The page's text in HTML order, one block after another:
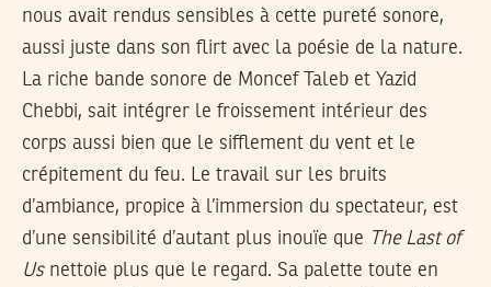
nous avait rendus sensibles à cette pureté sonore,
aussi juste dans son flirt avec la poésie de la nature.
La riche bande sonore de Moncef Taleb et Yazid
Chebbi, sait intégrer le froissement intérieur des
corps aussi bien que le sifflement du vent et le
crépitement du feu. Le travail sur les bruits
d’ambiance, propice à l’immersion du spectateur, est
d’une sensibilité d’autant plus inouïe que The Last of
Usnettoie plus que le regard. Sa palette toute en